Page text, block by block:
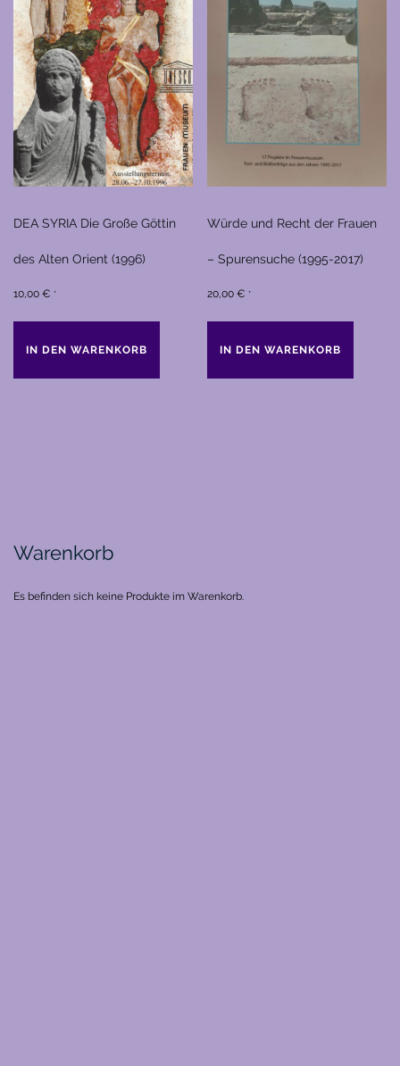
DEA SYRIA Die Große Göttin
des Alten Orient (1996)
10,00 € *
IN DEN WARENKORB
Würde und Recht der Frauen
– Spurensuche (1995-2017)
20,00€ *
IN DEN WARENKORB
Warenkorb
Es befinden sich keine Produkte im Warenkorb.